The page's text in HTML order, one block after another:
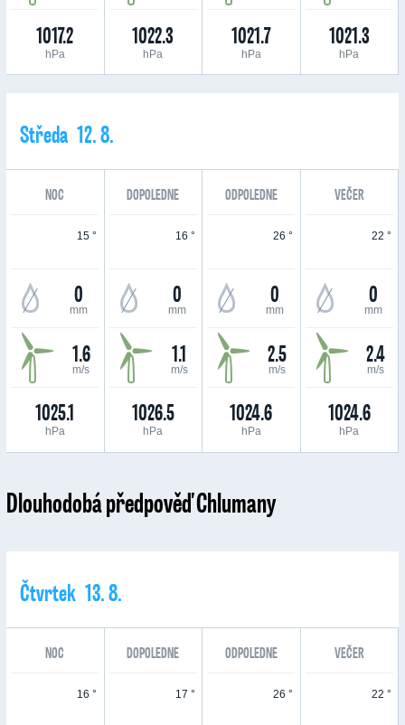
1017.2
hPa
1022.3
hPa
1021.7
hPa
1021.3
hPa
Středa 12. 8.
NOC DOPOLEDNE ODPOLEDNE VEČER
15 °
0
mm
1.6
m/s
1025.1
hPa
16 °
0
mm
1.1
m/s
1026.5
hPa
26 °
0
mm
2.5
m/s
1024.6
hPa
22 °
0
mm
2.4
m/s
1024.6
hPa
Dlouhodobá předpověď Chlumany
Čtvrtek 13. 8.
NOC DOPOLEDNE ODPOLEDNE VEČER
16 ° 17 ° 26 ° 22 °